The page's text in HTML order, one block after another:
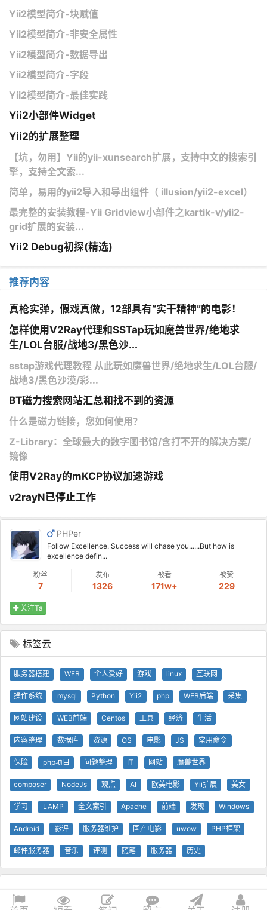
Yii2模型简介-块赋值
Yii2模型简介-非安全属性
Yii2模型简介-数据导出
Yii2模型简介-字段
Yii2模型简介-最佳实践
Yii2小部件Widget
Yii2的扩展整理
【坑，勿用】Yii的yii-xunsearch扩展，支持中文的搜索引
擎，支持全文索...
简单，易用的yii2导入和导出组件（ illusion/yii2-excel）
最完整的安装教程-Yii Gridview小部件之kartik-v/yii2-
grid扩展的安装...
Yii2 Debug初探(精选)
推荐内容
真枪实弹，假戏真做，12部具有“实干精神”的电影！
怎样使用V2Ray代理和SSTap玩如魔兽世界/绝地求
生/LOL台服/战地3/黑色沙...
sstap游戏代理教程 从此玩如魔兽世界/绝地求生/LOL台服/
战地3/黑色沙漠/彩...
BT磁力搜索网站汇总和找不到的资源
什么是磁力链接，您如何使用？
Z-Library：全球最大的数字图书馆/含打不开的解决方案/
镜像
使用V2Ray的mKCP协议加速游戏
v2rayN已停止工作
PHPer
Follow Excellence. Success will chase you......But how is
excellence defin...
粉丝
7
发布
1326
被看
171w+
被赞
229
关注Ta
标签云
服务器搭建 WEB 个人爱好 游戏 linux 互联网
操作系统 mysql Python Yii2 php WEB后端 采集
网站建设 WEB前端 Centos 工具 经济 生活
内容整理 数据库 资源 OS 电影 JS 常用命令
保险 php项目 问题整理 IT 网站 魔兽世界
composer NodeJs 观点 AI 欧美电影 Yii扩展 美女
学习 LAMP 全文索引 Apache 前端 发现 Windows
Android 影评 服务器维护 国产电影 uwow PHP框架
邮件服务器 音乐 评测 随笔 服务器 历史
© 查问我看 - 查问网 0.17s 1 GB 技术支持
Yii 框架